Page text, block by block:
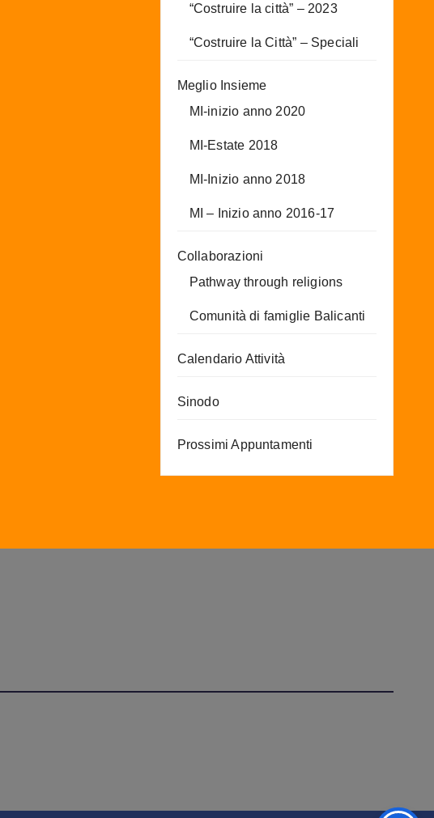
“Costruire la città” – 2023
“Costruire la Città” – Speciali
Meglio Insieme
MI-inizio anno 2020
MI-Estate 2018
MI-Inizio anno 2018
MI – Inizio anno 2016-17
Collaborazioni
Pathway through religions
Comunità di famiglie Balicanti
Calendario Attività
Sinodo
Prossimi Appuntamenti